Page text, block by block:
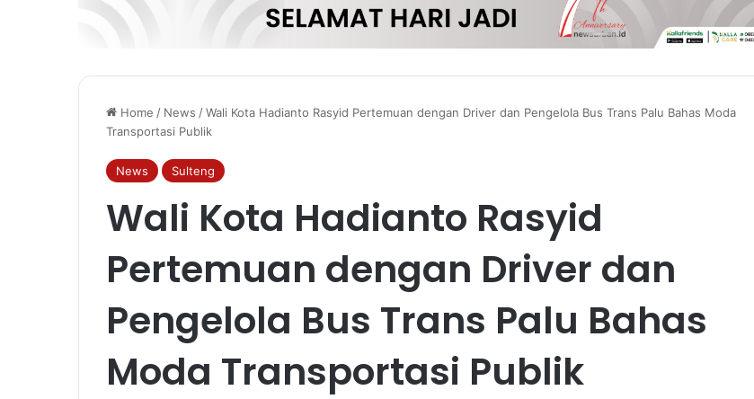
Home / News /Wali Kota Hadianto Rasyid Pertemuan dengan Driver dan Pengelola Bus Trans Palu Bahas Moda
Transportasi Publik
News Sulteng
Wali Kota Hadianto Rasyid
Pertemuan dengan Driver dan
Pengelola Bus Trans Palu Bahas
Moda Transportasi Publik